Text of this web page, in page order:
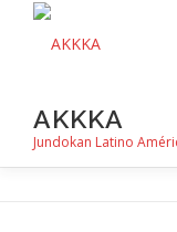
Saltar
AKKKA
Jundokan Latino